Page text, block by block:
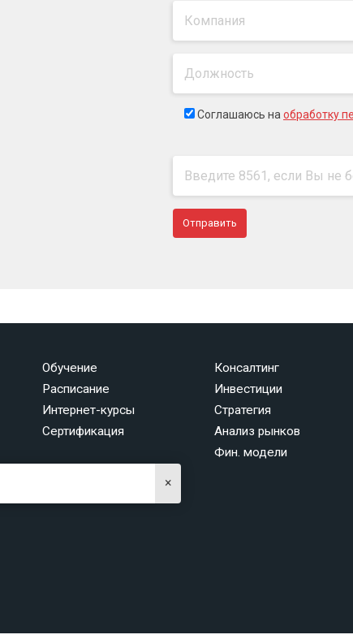
Соглашаюсь на обработку
Обучение
Расписание
Интернет-курсы
Сертификация
Консалтинг
Инвестиции
Стратегия
Анализ рынков
Фин. модели
×